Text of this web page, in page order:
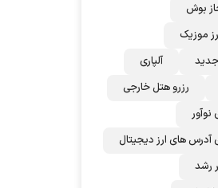
بوش
موزیک
جدید
آلپاری
رزرو هتل خارجی
نوآور
های ارز دیجیتال
رشد